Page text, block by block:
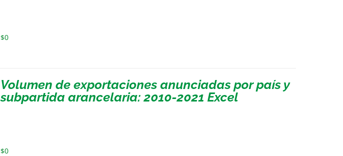
$0
Volumen de exportaciones anunciadas por país y
subpartida arancelaria: 2010-2021 Excel
$0